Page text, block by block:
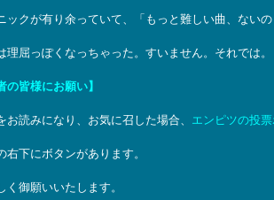
ックが有り余っていて、「もっと難しい曲、ない
理屈っぽくなっちゃった。すいません。それでは。
の皆様にお願い】
お読みになり、お気に召した場合、 エンピツの投
右下にボタンがあります。
く御願いいたします。